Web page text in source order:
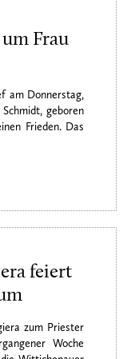
Frau
am Donnerstag,
geboren
Frieden. Das
feiert
zum Priester
Woche